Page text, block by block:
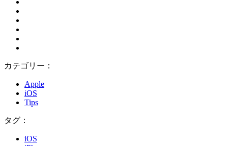
カテゴリー：
Apple
iOS
Tips
タグ：
iOS